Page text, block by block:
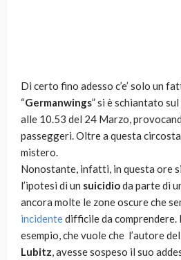
Di certo fino adesso c’e’ solo un
“Germanwings” si è schiantato
alle 10.53 del 24 Marzo,
passeggeri. Oltre a questa
mistero.
Nonostante, infatti, in questa ore
l’ipotesi di un suicidioda parte di
ancora molte le zone oscure che
incidentedifficile da comprendere.
esempio, che vuole che l’autore
Lubitz, avesse sospeso il suo